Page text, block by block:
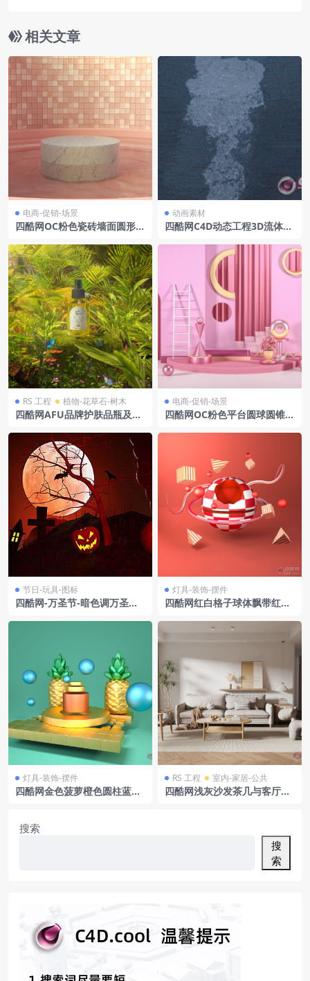
相关文章
电商-促销-场景
四酷网OC粉色瓷砖墙面圆形大
程
动画素材
四酷网C4D动态工程3D流体动
RS 工程 植物-花草石-树木
四酷网AFU品牌护肤品瓶及热
电商-促销-场景
四酷网OC粉色平台圆球圆锥体
节日-玩具-图标
四酷网-万圣节-暗色调万圣节
灯具-装饰-摆件
四酷网红白格子球体飘带红白
灯具-装饰-摆件
四酷网金色菠萝橙色圆柱蓝色
RS 工程 室内-家居-公共
四酷网浅灰沙发茶几与客厅绿
搜索
搜
索